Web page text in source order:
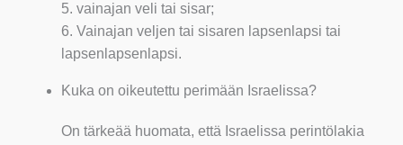
5. vainajan veli tai sisar;
6. Vainajan veljen tai sisaren lapsenlapsi tai
lapsenlapsenlapsi.
Kuka on oikeutettu perimään Israelissa?
On tärkeää huomata, että Israelissa perintölakia